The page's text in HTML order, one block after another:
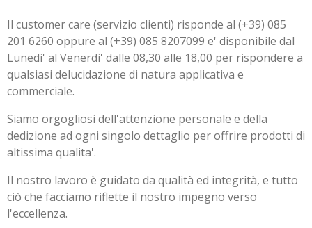
Il customer care (servizio clienti) risponde al (+39) 085
201 6260 oppure al (+39) 085 8207099 e' disponibile dal
Lunedi' al Venerdi' dalle 08,30 alle 18,00 per rispondere a
qualsiasi delucidazione di natura applicativa e
commerciale.
Siamo orgogliosi dell'attenzione personale e della
dedizione ad ogni singolo dettaglio per offrire prodotti di
altissima qualita'.
Il nostro lavoro è guidato da qualità ed integrità, e tutto
ciò che facciamo riflette il nostro impegno verso
l'eccellenza.